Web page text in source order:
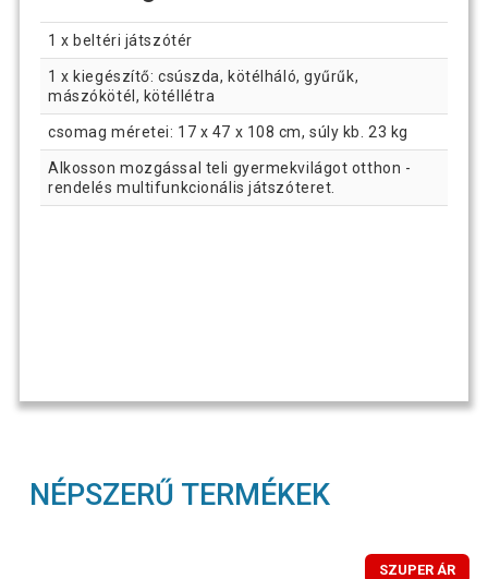
1 x beltéri játszótér
1 x kiegészítő: csúszda, kötélháló, gyűrűk,
mászókötél, kötéllétra
csomag méretei: 17 x 47 x 108 cm, súly kb. 23 kg
Alkosson mozgással teli gyermekvilágot otthon -
rendelés multifunkcionális játszóteret.
NÉPSZERŰ TERMÉKEK
SZUPER ÁR